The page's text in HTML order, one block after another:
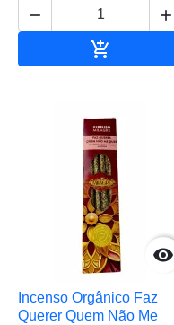
 


Incenso Orgânico Faz
Querer Quem Não Me